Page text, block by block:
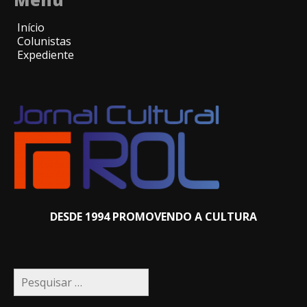
Início
Colunistas
Expediente
DESDE 1994 PROMOVENDO A CULTURA
Pesquisar
por: